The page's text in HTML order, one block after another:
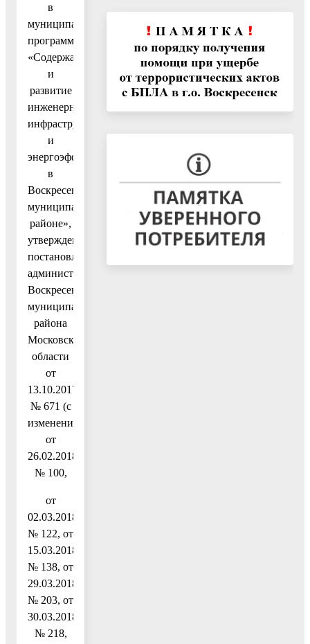
в
муниципальную
программу
«Содержание
и
развитие
инженерной
инфраструктуры
и
энергоэффективности
в
Воскресенском
муниципальном
районе»,
утвержденную
постановлением
администрации
Воскресенского
муниципального
района
Московской
области
от
13.10.2017
№ 671 (с
изменениями
от
26.02.2018
№ 100,
от
02.03.2018
№ 122, от
15.03.2018
№ 138, от
29.03.2018
№ 203, от
30.03.2018
№ 218,